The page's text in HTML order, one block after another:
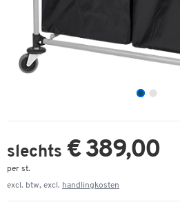
slechts € 389,00
per st.
excl. btw, excl. handlingkosten